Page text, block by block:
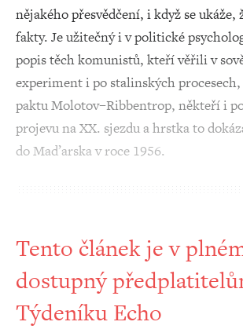
nějakého přesvědčení, i když se ukáže,
fakty. Je užitečný i v politické
popis těch komunistů, kteří věřili v
experiment i po stalinských
paktu Molotov–Ribbentrop, někteří i
projevu na XX. sjezdu a hrstka to
do Maďarska v roce 1956.
Tento článek je v
dostupný
Týdeníku Echo